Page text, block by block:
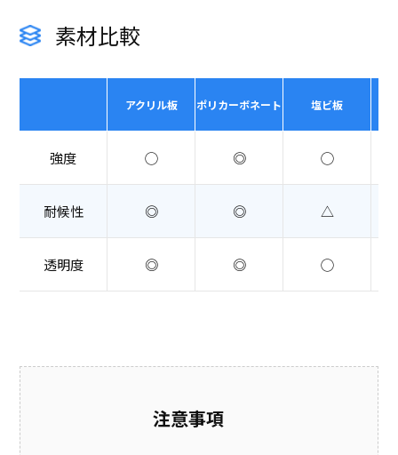
素材比較
アクリル板 ポリカーボネート 塩ビ板
強度 ◯ ◎ ◯
耐候性 ◎ ◎ △
透明度 ◎ ◎ ◯
注意事項